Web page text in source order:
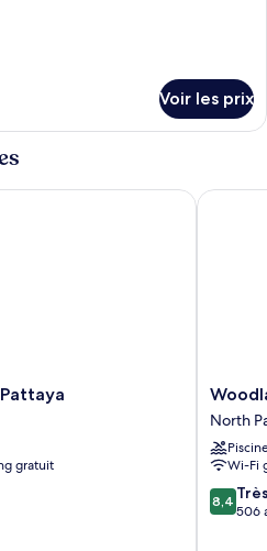
Voir les prix
gratuit
Hotel
&
Resort
North
Pattaya
North
Wi-Fi
8.4
sur
8,4
506